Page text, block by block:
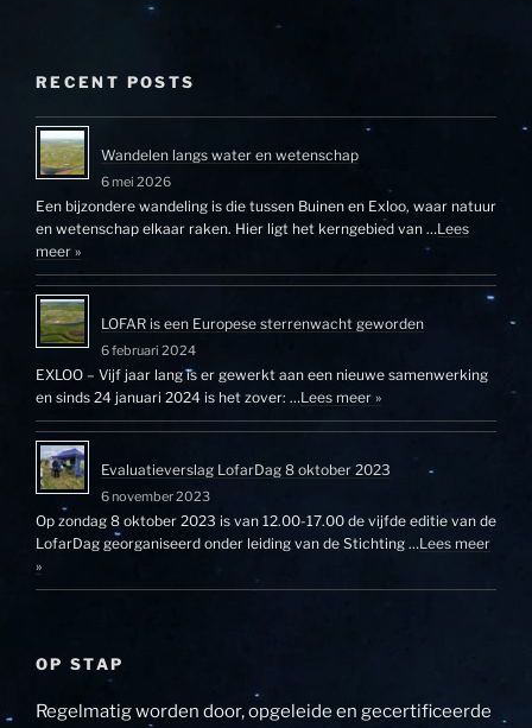
RECENT POSTS
Wandelen langs water en wetenschap
6 mei 2026
Een bijzondere wandeling is die tussen Buinen en Exloo, waar natuur
en wetenschap elkaar raken. Hier ligt het kerngebied van …Lees
meer »
LOFAR is een Europese sterrenwacht geworden
6 februari 2024
EXLOO – Vijf jaar lang is er gewerkt aan een nieuwe samenwerking
en sinds 24 januari 2024 is het zover: …Lees meer »
Evaluatieverslag LofarDag 8 oktober 2023
6 november 2023
Op zondag 8 oktober 2023 is van 12.00-17.00 de vijfde editie van de
LofarDag georganiseerd onder leiding van de Stichting …Lees meer
»
OP STAP
Regelmatig worden door, opgeleide en gecertificeerde